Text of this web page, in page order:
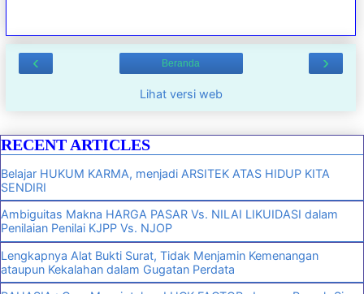
‹ ›
Beranda
Lihat versi web
RECENT ARTICLES
Belajar HUKUM KARMA, menjadi ARSITEK ATAS HIDUP KITA
SENDIRI
Ambiguitas Makna HARGA PASAR Vs. NILAI LIKUIDASI dalam
Penilaian Penilai KJPP Vs. NJOP
Lengkapnya Alat Bukti Surat, Tidak Menjamin Kemenangan
ataupun Kekalahan dalam Gugatan Perdata